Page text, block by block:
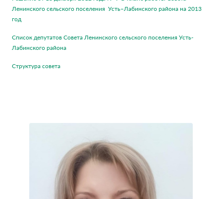
Ленинского сельского поселения Усть–Лабинского района на 2013
год
Список депутатов Совета Ленинского сельского поселения Усть-
Лабинского района
Структура совета